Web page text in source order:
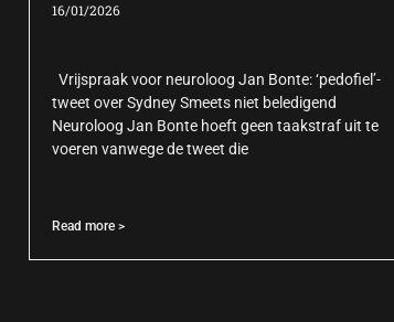
16/01/2026
Vrijspraak voor neuroloog Jan Bonte: ‘pedofiel’-
tweet over Sydney Smeets niet beledigend
Neuroloog Jan Bonte hoeft geen taakstraf uit te
voeren vanwege de tweet die
Read more >